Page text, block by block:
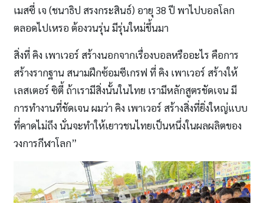
เมสซี่ เจ (ชนาธิป สรงกระสินธ์) อายุ 38 ปี พาไปบอลโลก
ตลอดไปเหรอ ต้องวนรุ่น มีรุ่นใหม่ขึ้นมา
สิ่งที่ คิง เพาเวอร์ สร้างนอกจากเรื่องบอลหรืออะไร คือการ
สร้างรากฐาน สนามฝึกซ้อมซีเกรฟ ที่ คิง เพาเวอร์ สร้างให้
เลสเตอร์ ซิตี้ ถ้าเรามีสิ่งนั้นในไทย เรามีหลักสูตรชัดเจน มี
การทํางานที่ชัดเจน ผมว่า คิง เพาเวอร์ สร้างสิ่งที่ยิ่งใหญ่แบบ
ที่คาดไม่ถึง นั่นจะทําให้เยาวชนไทยเป็นหนึ่งในผลผลิตของ
วงการกีฬาโลก”